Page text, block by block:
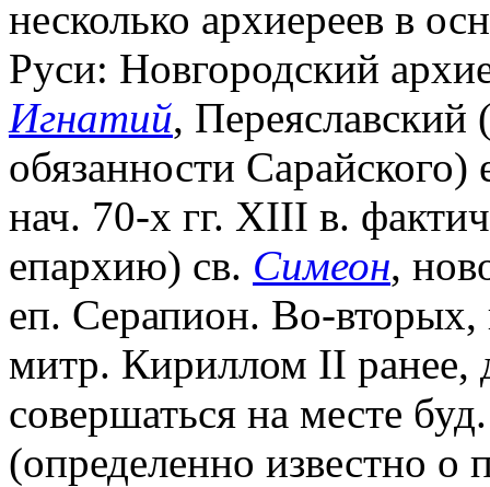
несколько архиереев в
Руси: Новгородский
Игнатий,
обязанности Сарайского)
нач. 70-х гг. XIII в.
епархию) св. Симеон,
еп. Серапион. Во-вторых,
митр. Кириллом II ранее,
совершаться на месте
(определенно известно о